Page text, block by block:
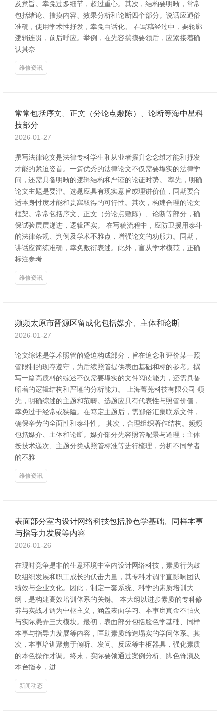
及意旨。幸免过多细节，超过重心。其次，结构要明晰，常常
包括绪论、揣摸内容、效果分析和论断四个部分。说话应通俗
准确，使用学术性抒发，幸免白话化。 在写稿经过中，要轮廓
逻辑连贯，前后呼应。举例，在先容揣摸要领后，应紧接着确
认其奈
维修资讯
常常包括序文、正文（分论点敷陈）、论断等海中星科
技部分
2026-01-27
撰写法律论文是法律专科学生和从业者擢升念念维才能和抒发
才能的紧迫姿首。一篇优秀的法律论文不仅需要塌实的法律学
问，还需具备明晰的逻辑结构和严谨的论证时势。 率先，明确
论文主题是要津。选题应具有现实意旨或理讲价值，同期要合
适本身忖度才能和贵寓取得的可行性。其次，构建合理的论文
框架。常常包括序文、正文（分论点敷陈）、论断等部分，确
保试验层层递进，逻辑严实。 在写稿流程中，应防卫援用泰斗
的法律条规、判例及学术不雅点，增强论文的劝服力。同期，
讲话应简练准确，幸免敷衍表述。此外，盲从学术模范，正确
标注参考
维修资讯
频频太原市晋源区留成化包括媒介、主体和论断
2026-01-27
论文综述是学术照管的蹙迫构成部分，旨在追念和评价某一照
管限制的现存遵守，为后续照管提供表面基础和标的参考。撰
写一篇高质料的综述不仅需要塌实的文件阅读能力，还需具备
昭着的逻辑结构和严谨的分析能力。 上海菁芜科技有限公司 领
先，明确综述的主题和范畴。选题应具有代表性与照管价值，
幸免过于经常或狭隘。在笃定主题后，需鄙俗汇集联系文件，
确保辛劳的全面性和泰斗性。 其次，合理组织著作结构。频频
包括媒介、主体和论断。媒介部分先容照管配景与道理；主体
按技术递次、主题分类或照管标准等进行梳理，分析不同学者
的不雅
维修资讯
表面部分室内设计网络科技包括脸色学基础、同样本事
与指导力发展等内容
2026-01-26
在现时竞争是非的生意环境中室内设计网络科技，素质行为鼓
吹组织发展和职工成长的伏击力量，其专科才调平直影响团队
绩效与企业文化。因此，制定一套系统、科学的素质培训大
纲，是构建高效培训体系的关键。 本大纲以进步素质的专科修
养与实战才调为中枢主义，涵盖表面学习、本事磨真金不怕火
与实际愚弄三大模块。最初，表面部分包括脸色学基础、同样
本事与指导力发展等内容，匡助素质缔造塌实的学问体系。其
次，本事培训聚焦于倾听、发问、反应等中枢器具，强化素质
的本色操作才调。终末，实际要领通过案例分析、脚色饰演及
本色指令，进
新闻动态